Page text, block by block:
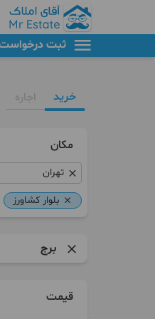
ثبت
خرید اجاره
مکان
بلوار کشاورز
برج
برج
قیمت